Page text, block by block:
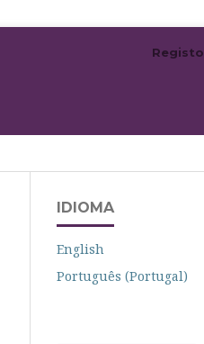
Registo
IDIOMA
English
Português (Portugal)